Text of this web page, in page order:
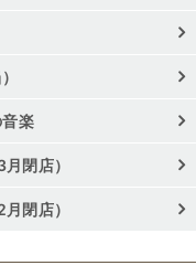
楽
閉店）
閉店）